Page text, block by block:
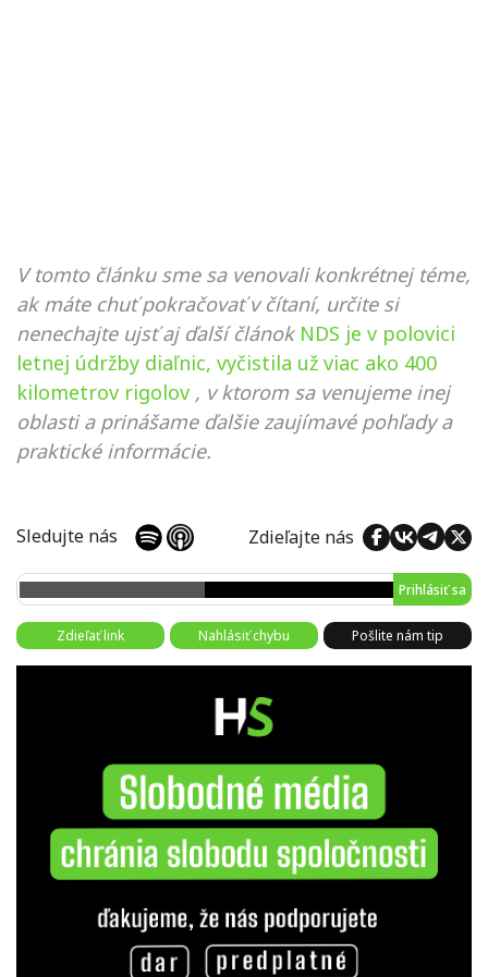
V tomto článku sme sa venovali konkrétnej téme,
ak máte chuť pokračovať v čítaní, určite si
nenechajte ujsť aj ďalší článok NDS je v polovici
letnej údržby diaľnic, vyčistila už viac ako 400
kilometrov rigolov , v ktorom sa venujeme inej
oblasti a prinášame ďalšie zaujímavé pohľady a
praktické informácie.
Sledujte nás Zdieľajte nás
Prihlásiť sa
Zdieľať link Nahlásiť chybu Pošlite nám tip